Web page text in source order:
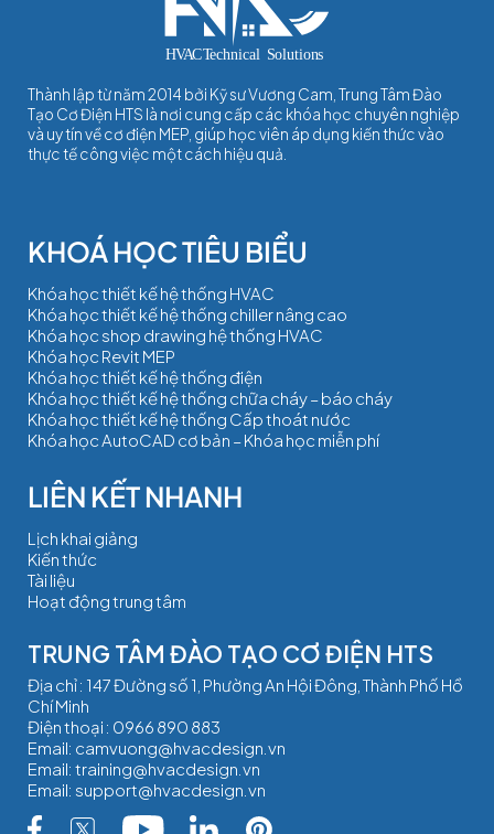
Thành lập từ năm 2014 bởi Kỹ sư Vương Cam, Trung Tâm Đào
Tạo Cơ Điện HTS là nơi cung cấp các khóa học chuyên nghiệp
và uy tín về cơ điện MEP, giúp học viên áp dụng kiến thức vào
thực tế công việc một cách hiệu quả.
Khóa học thiết kế hệ thống HVAC
Khóa học thiết kế hệ thống chiller nâng cao
Khóa học shop drawing hệ thống HVAC
Khóa học Revit MEP
Khóa học thiết kế hệ thống điện
Khóa học thiết kế hệ thống chữa cháy – báo cháy
Khóa học thiết kế hệ thống Cấp thoát nước
Khóa học AutoCAD cơ bản – Khóa học miễn phí
Lịch khai giảng
Kiến thức
Tài liệu
Hoạt động trung tâm
TRUNG TÂM ĐÀO TẠO CƠ ĐIỆN HTS
Địa chỉ : 147 Đường số 1, Phường An Hội Đông, Thành Phố Hồ
Chí Minh
Điện thoại : 0966 890 883
Email: camvuong@hvacdesign.vn
Email: training@hvacdesign.vn
Email: support@hvacdesign.vn